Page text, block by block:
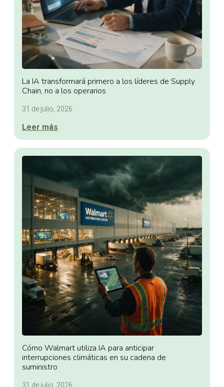
La IA transformará primero a los líderes de Supply
Chain, no a los operarios
31 de julio, 2026
Leer más
Cómo Walmart utiliza IA para anticipar
interrupciones climáticas en su cadena de
suministro
31 de julio, 2026